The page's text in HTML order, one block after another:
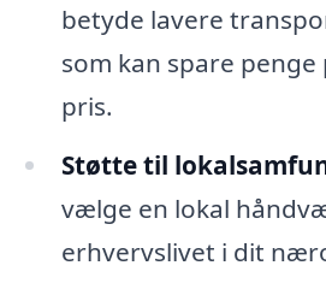
betyde lavere
som kan spare penge
pris.
Støtte til
vælge en lokal
erhvervslivet i dit